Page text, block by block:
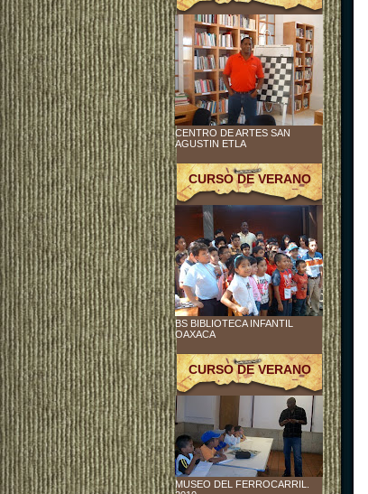
CENTRO DE ARTES SAN
AGUSTIN ETLA
CURSO DE VERANO
BS BIBLIOTECA INFANTIL
OAXACA
CURSO DE VERANO
MUSEO DEL FERROCARRIL.